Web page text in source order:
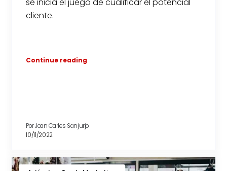
cliente.
Continue reading
PorJoan Carles Sanjurjo
10/11/2022